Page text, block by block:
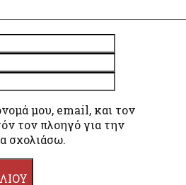
διεύθυνση
μου, email, και τον
τον πλοηγό για την
σχολιάσω.